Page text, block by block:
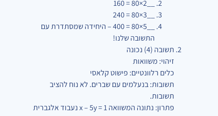
היחידה שמסתדרת עם
התשובה שלנו!
תשובה (4) נכונה
זיהוי: משוואות
כלים רלוונטיים: פישוט קלאסי
תשובות: בנעלמים עם שברים. לא נוח להציב
תשובות.
פתרון: נתונה המשוואהx – 5y = 1נעבוד אלגברית